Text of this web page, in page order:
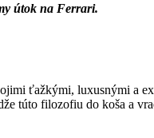
útok na Ferrari.
ťažkými, luxusnými a
túto filozofiu do koša a